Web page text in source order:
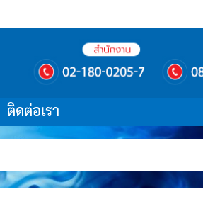
ติดต่อเรา